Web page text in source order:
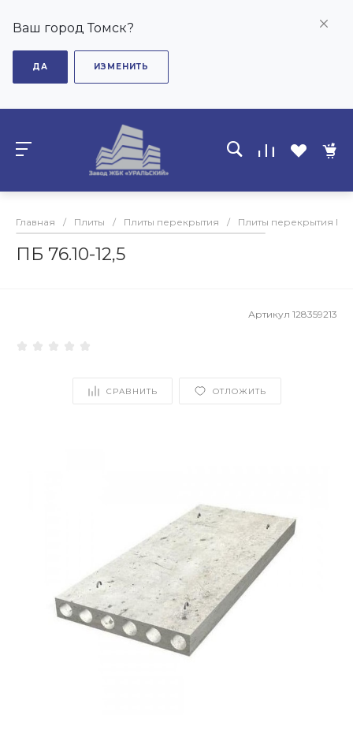
Ваш город Томск?
ДА ИЗМЕНИТЬ
Главная / Плиты / Плиты перекрытия / Плиты перекрытия ПБ
ПБ 76.10-12,5
Артикул 128359213
СРАВНИТЬ ОТЛОЖИТЬ